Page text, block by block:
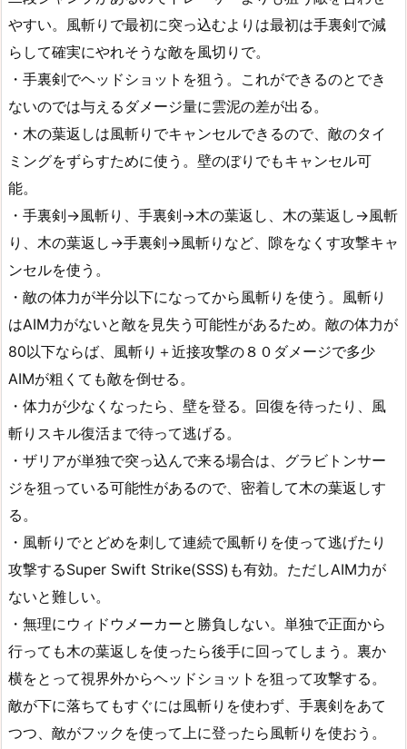
やすい。風斬りで最初に突っ込むよりは最初は手裏剣で減
らして確実にやれそうな敵を風切りで。
・手裏剣でヘッドショットを狙う。これができるのとでき
ないのでは与えるダメージ量に雲泥の差が出る。
・木の葉返しは風斬りでキャンセルできるので、敵のタイ
ミングをずらすために使う。壁のぼりでもキャンセル可
能。
・手裏剣→風斬り、手裏剣→木の葉返し、木の葉返し→風斬
り、木の葉返し→手裏剣→風斬りなど、隙をなくす攻撃キャ
ンセルを使う。
・敵の体力が半分以下になってから風斬りを使う。風斬り
はAIM力がないと敵を見失う可能性があるため。敵の体力が
80以下ならば、風斬り＋近接攻撃の８０ダメージで多少
AIMが粗くても敵を倒せる。
・体力が少なくなったら、壁を登る。回復を待ったり、風
斬りスキル復活まで待って逃げる。
・ザリアが単独で突っ込んで来る場合は、グラビトンサー
ジを狙っている可能性があるので、密着して木の葉返しす
る。
・風斬りでとどめを刺して連続で風斬りを使って逃げたり
攻撃するSuper Swift Strike(SSS)も有効。ただしAIM力が
ないと難しい。
・無理にウィドウメーカーと勝負しない。単独で正面から
行っても木の葉返しを使ったら後手に回ってしまう。裏か
横をとって視界外からヘッドショットを狙って攻撃する。
敵が下に落ちてもすぐには風斬りを使わず、手裏剣をあて
つつ、敵がフックを使って上に登ったら風斬りを使おう。